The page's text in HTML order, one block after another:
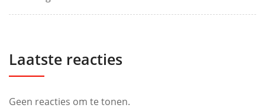
Laatste reacties
Geen reacties om te tonen.